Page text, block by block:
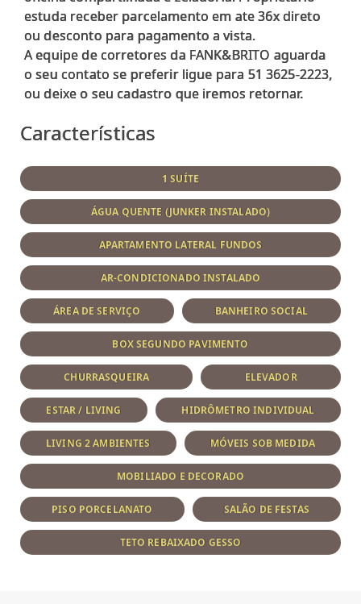
estuda receber parcelamento em ate 36x direto
ou desconto para pagamento a vista.
A equipe de corretores da FANK&BRITO aguarda
o seu contato se preferir ligue para 51 3625-2223,
Características
1 SUÍTE
ÁGUA QUENTE (JUNKER INSTALADO)
APARTAMENTO LATERAL FUNDOS
AR-CONDICIONADO INSTALADO
ÁREA DE SERVIÇO BANHEIRO SOCIAL
BOX SEGUNDO PAVIMENTO
CHURRASQUEIRA ELEVADOR
ESTAR / LIVING HIDRÔMETRO INDIVIDUAL
LIVING 2 AMBIENTES MÓVEIS SOB MEDIDA
MOBILIADO E DECORADO
PISO PORCELANATO SALÃO DE FESTAS
TETO REBAIXADO GESSO